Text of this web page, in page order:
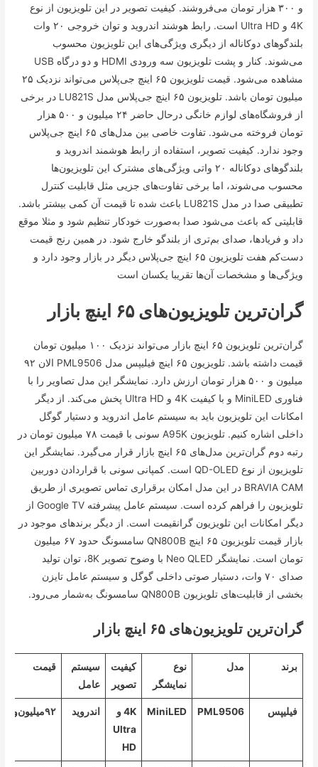
و ۳۰۰ هزار تومان می‌فروشند. کیفیت تصویر در این تلویزیون از نوع
4K و Ultra HD است. رابط هوشند اندروید و توان خروجی ۲۰ وات
بلندگو‌های دوکاناله از دیگری ویژگی‌های این تلویزیون محسوب
می‌شوند. کنار و پشت تلویزیون سه ورودی HDMI و دو درگاه USB
مشاهده می‌شود. قیمت تلویزیون ۶۵ اینچ جی‌پلاس می‌تواند نزدیک ۲۵
میلیون تومان باشد. تلویزیون ۶۵ اینچ جی‌پلاس مدل LU821S در برخی
از فروشگاه‌های لوازم خانگی درحال حاضر ۲۴ میلیون و ۵۰۰ هزار
تومان فروخته می‌شود. تفاوت خاصی بین مدل‌های ۶۵ اینچ جی‌پلاس
وجود ندارد. کیفیت تصویر، استفاده از رابط هوشمند اندروید و
بلندگو‌های دوکاناله ۲۰ واتی ویژگی‌های مشترک این تلویزیون‌ها
محسوب می‌شوند، اما برخی تفاوت‌های جزیی مثل قابلیت کنترل
تطبیقی صدا در مدل LU821S باعث شده تا قیمت آن کمی بیشتر باشد.
قابلیتی که باعث می‌شود صدا به‌صورت خودکار تنظیم شود و مثلا موقع
داد و فریاد‌ها، صدای بم‌تری از بلندگو خارج شود. در همین رنج قیمت
دست‌کم هفت تلویزیون ۶۵ اینچ جی‌پلاس دیگر در بازار وجود دارد و
ویژگی‌ها و مشخصات آن‌ها تقریبا یکسان است
گران‌ترین تلویزیون‌های ۶۵ اینچ بازار
گران‌ترین تلویزیون ۶۵ اینچ بازار می‌تواند نزدیک ۱۰۰ میلیون تومان
قیمت داشته باشد. تلویزیون ۶۵ اینچ فیلیپس مدل PML9506 الان ۹۲
میلیون و ۵۰۰ هزار تومان ارزش دارد. نمایشگر این مدل تصاویر را با
فناوری MiniLED و با کیفیت 4K و Ultra HD پخش می‌کند. از دیگر
امکانات این تلویزیون باید به سیستم عامل اندروید و دستیار گوگل
داخلی اشاره کنیم. تلویزیون A95K سونی با قیمت ۷۸ میلیون تومان در
رتبه دوم گران‌ترین مدل‌های ۶۵ اینچ بازار قرار می‌گیرد. نمایشگر این
تلویزیون از نوع QD-OLED است. کمپانی سونی با قراردادن دوربین
BRAVIA CAM در این مدل امکان برقراری تماس تصویری از طریق
تلویزیون را فراهم کرده است. سیستم عامل پیشرفته Google TV از
دیگر امکانات این تلویزیون گرانقیمت است. از دیگر برند‌های موجود در
بازار قیمت تلویزیون ۶۵ اینچ QN800B سامسونگ حدود ۶۷ میلیون
تومان است. نمایشگر Neo QLED با وضوح تصویر 8K، توان تولید
صدای ۷۰ وات، دستیار صوتی داخلی گوگل و سیستم عامل تایزن
بخشی از قابلیت‌های تلویزیون QN800B سامسونگ به‌شمار می‌رود.
گران‌ترین تلویزیون‌های ۶۵ اینچ بازار
برند مدل
نوع
نمایشگر
کیفیت
تصویر
سیستم
عامل
قیمت
فیلیپس PML9506
MiniLED
4K و
Ultra
HD
اندروید ۹۲‌میلیون‌و۵۰۰هزارتومان